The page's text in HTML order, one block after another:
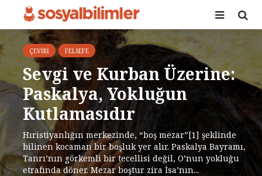
ÇEVIRI FELSEFE
Sevgi ve Kurban Üzerine:
Paskalya, Yokluğun
Kutlamasıdır
Hıristiyanlığın merkezinde, “boş mezar”[1] şeklinde
bilinen kocaman bir boşluk yer alır. Paskalya Bayramı,
Tanrı’nın görkemli bir tecellisi değil, O’nun yokluğu
etrafında döner. Mezar boştur zira İsa’nın...